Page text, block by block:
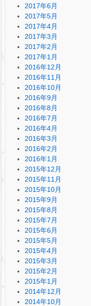
2017年6月
2017年5月
2017年4月
2017年3月
2017年2月
2017年1月
2016年12月
2016年11月
2016年10月
2016年9月
2016年8月
2016年7月
2016年4月
2016年3月
2016年2月
2016年1月
2015年12月
2015年11月
2015年10月
2015年9月
2015年8月
2015年7月
2015年6月
2015年5月
2015年4月
2015年3月
2015年2月
2015年1月
2014年12月
2014年10月